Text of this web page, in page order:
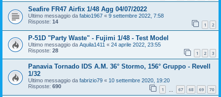
Seafire FR47 Airfix 1/48 Agg 04/07/2022
Ultimo messaggio da fabio1967 « 9 settembre 2022, 7:58
Risposte: 14 1 2
P-51D "Party Waste" - Fujimi 1/48 - Test Model
Ultimo messaggio da Aquila1411 « 24 aprile 2022, 23:55
Risposte: 28 1 2 3
Panavia Tornado IDS A.M. 36° Stormo, 156° Gruppo - Revell
1/32
Ultimo messaggio da fabrizio79 « 10 settembre 2020, 19:20
Risposte: 690 1 67 68 69 70